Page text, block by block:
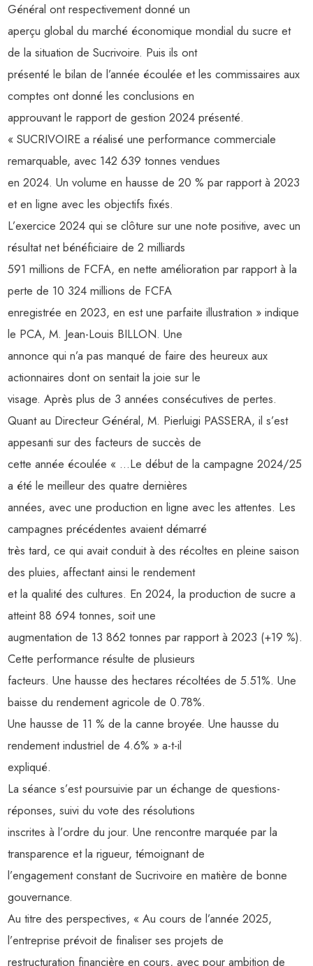
Général ont respectivement donné un
aperçu global du marché économique mondial du sucre et
de la situation de Sucrivoire. Puis ils ont
présenté le bilan de l’année écoulée et les commissaires aux
comptes ont donné les conclusions en
approuvant le rapport de gestion 2024 présenté.
« SUCRIVOIRE a réalisé une performance commerciale
remarquable, avec 142 639 tonnes vendues
en 2024. Un volume en hausse de 20 % par rapport à 2023
et en ligne avec les objectifs fixés.
L’exercice 2024 qui se clôture sur une note positive, avec un
résultat net bénéficiaire de 2 milliards
591 millions de FCFA, en nette amélioration par rapport à la
perte de 10 324 millions de FCFA
enregistrée en 2023, en est une parfaite illustration » indique
le PCA, M. Jean-Louis BILLON. Une
annonce qui n’a pas manqué de faire des heureux aux
actionnaires dont on sentait la joie sur le
visage. Après plus de 3 années consécutives de pertes.
Quant au Directeur Général, M. Pierluigi PASSERA, il s’est
appesanti sur des facteurs de succès de
cette année écoulée « …Le début de la campagne 2024/25
a été le meilleur des quatre dernières
années, avec une production en ligne avec les attentes. Les
campagnes précédentes avaient démarré
très tard, ce qui avait conduit à des récoltes en pleine saison
des pluies, affectant ainsi le rendement
et la qualité des cultures. En 2024, la production de sucre a
atteint 88 694 tonnes, soit une
augmentation de 13 862 tonnes par rapport à 2023 (+19 %).
Cette performance résulte de plusieurs
facteurs. Une hausse des hectares récoltées de 5.51%. Une
baisse du rendement agricole de 0.78%.
Une hausse de 11 % de la canne broyée. Une hausse du
rendement industriel de 4.6% » a-t-il
expliqué.
La séance s’est poursuivie par un échange de questions-
réponses, suivi du vote des résolutions
inscrites à l’ordre du jour. Une rencontre marquée par la
transparence et la rigueur, témoignant de
l’engagement constant de Sucrivoire en matière de bonne
gouvernance.
Au titre des perspectives, « Au cours de l’année 2025,
l’entreprise prévoit de finaliser ses projets de
restructuration financière en cours, avec pour ambition de